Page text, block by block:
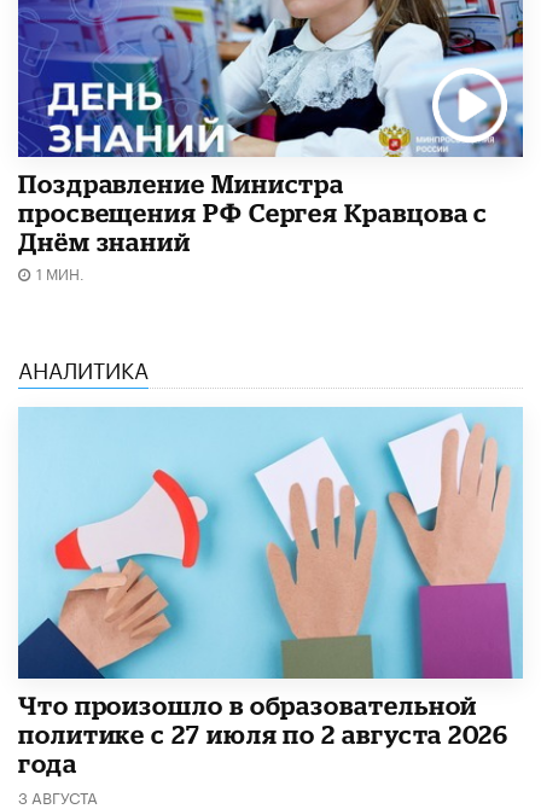
Поздравление Министра
просвещения РФ Сергея Кравцова с
Днём знаний
1 МИН.
АНАЛИТИКА
​Что произошло в образовательной
политике с 27 июля по 2 августа 2026
года
3 АВГУСТА